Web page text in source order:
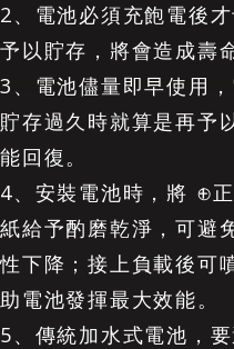
2、電池必須充飽電後
予以貯存，將會造成壽
3、電池儘量即早使用
貯存過久時就算是再予
能回復。
4、安裝電池時，將 ⊕
紙給予酌磨乾淨，可避
性下降；接上負載後可
助電池發揮最大效能。
5、傳統加水式電池，